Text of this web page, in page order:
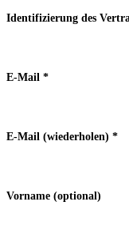
Identifizierung des
E-Mail *
E-Mail (wiederholen) *
Vorname (optional)